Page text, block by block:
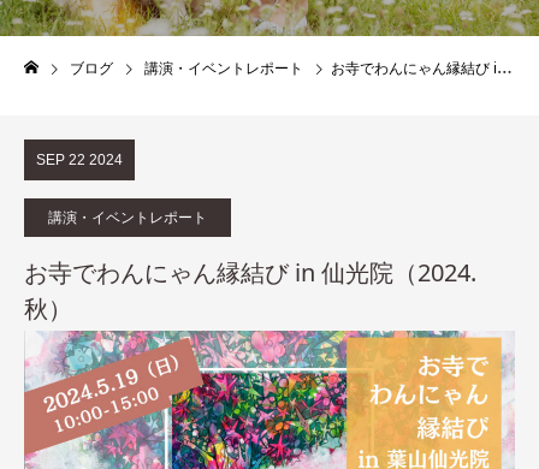
ブログ 講演・イベントレポート お寺でわんにゃん縁結び in 仙光院（2024.秋）
SEP 22 2024
講演・イベントレポート
お寺でわんにゃん縁結び in 仙光院（2024.
秋）